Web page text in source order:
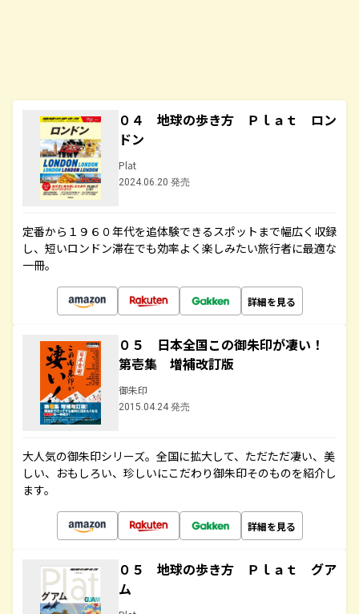
０４ 地球の歩き方 Ｐｌａｔ ロン
ドン
Plat
2024.06.20 発売
定番から１９６０年代を追体験できるスポットまで幅広く収録
し、短いロンドン滞在でも効率よく楽しみたい旅行者に最適な
一冊。
詳細を見る
０５ 日本全国この御朱印が凄い！
第壱集 増補改訂版
御朱印
2015.04.24 発売
大人気の御朱印シリーズ。全国に拡大して、ただただ凄い、美
しい、おもしろい、珍しいにこだわり御朱印そのものを紹介し
ます。
詳細を見る
０５ 地球の歩き方 Ｐｌａｔ グア
ム